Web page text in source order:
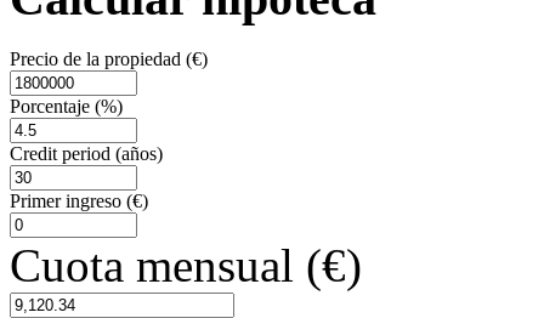
Precio de la propiedad (€)
Porcentaje (%)
Credit period (años)
Primer ingreso (€)
Cuota mensual (€)